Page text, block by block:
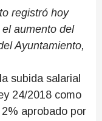
registró hoy
aumento del
Ayuntamiento,
subida salarial
24/2018 como
aprobado por